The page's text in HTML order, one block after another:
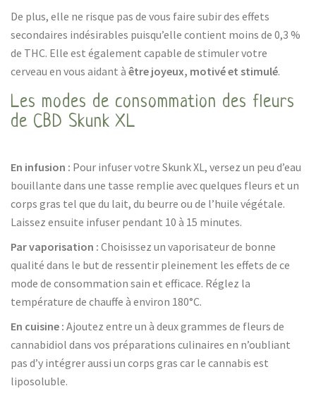
De plus, elle ne risque pas de vous faire subir des effets
secondaires indésirables puisqu’elle contient moins de 0,3 %
de THC. Elle est également capable de stimuler votre
cerveau en vous aidant à être joyeux, motivé et stimulé.
Les modes de consommation des fleurs
de CBD Skunk XL
En infusion : Pour infuser votre Skunk XL, versez un peu d’eau
bouillante dans une tasse remplie avec quelques fleurs et un
corps gras tel que du lait, du beurre ou de l’huile végétale.
Laissez ensuite infuser pendant 10 à 15 minutes.
Par vaporisation : Choisissez un vaporisateur de bonne
qualité dans le but de ressentir pleinement les effets de ce
mode de consommation sain et efficace. Réglez la
température de chauffe à environ 180°C.
En cuisine : Ajoutez entre un à deux grammes de fleurs de
cannabidiol dans vos préparations culinaires en n’oubliant
pas d’y intégrer aussi un corps gras car le cannabis est
liposoluble.